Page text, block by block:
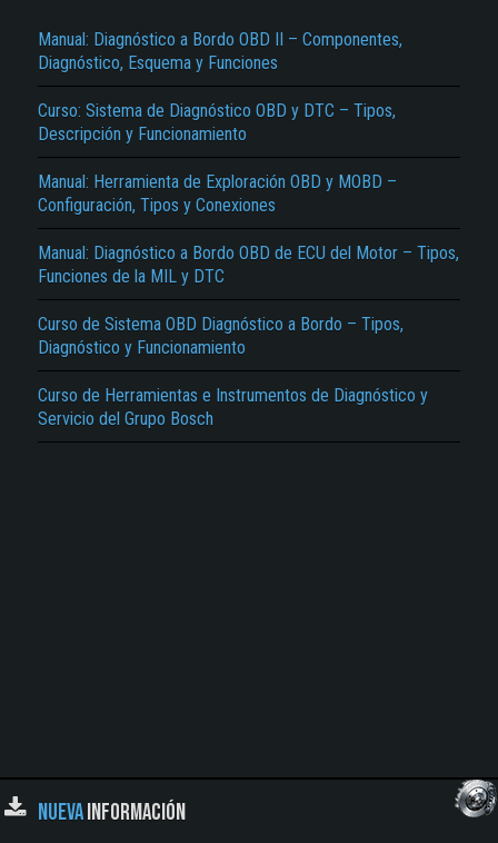
Manual: Diagnóstico a Bordo OBD II – Componentes,
Diagnóstico, Esquema y Funciones
Curso: Sistema de Diagnóstico OBD y DTC – Tipos,
Descripción y Funcionamiento
Manual: Herramienta de Exploración OBD y MOBD –
Configuración, Tipos y Conexiones
Manual: Diagnóstico a Bordo OBD de ECU del Motor – Tipos,
Funciones de la MIL y DTC
Curso de Sistema OBD Diagnóstico a Bordo – Tipos,
Diagnóstico y Funcionamiento
Curso de Herramientas e Instrumentos de Diagnóstico y
Servicio del Grupo Bosch
NUEVAINFORMACIÓN
El Título es incorrecto según el contenido.
Texto o Imagen de portada son erróneos.
No carga o no se visualiza el contenido.
Reportar otro tipo de error...